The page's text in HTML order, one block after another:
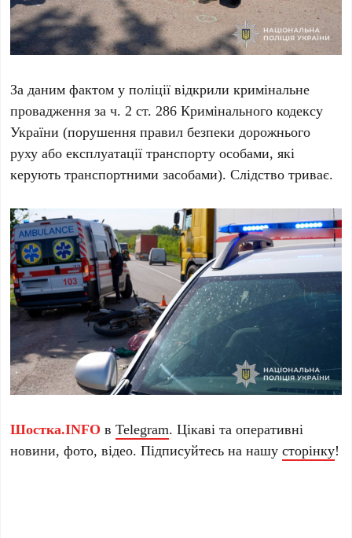
За даним фактом у поліції відкрили кримінальне
провадження за ч. 2 ст. 286 Кримінального кодексу
України (порушення правил безпеки дорожнього
руху або експлуатації транспорту особами, які
керують транспортними засобами). Слідство триває.
Шостка.INFO вTelegram. Цікаві та оперативні
новини, фото, відео. Підписуйтесь на нашусторінку!